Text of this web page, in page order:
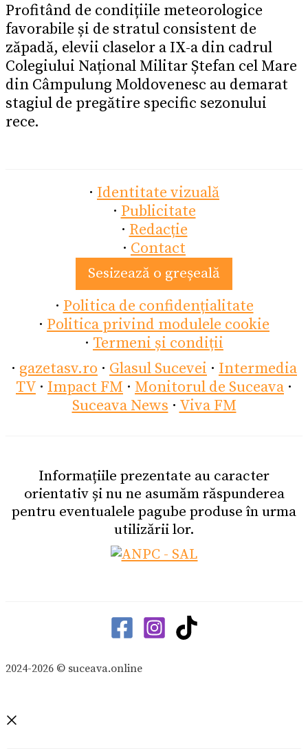
Profitând de condițiile meteorologice
favorabile și de stratul consistent de
zăpadă, elevii claselor a IX-a din cadrul
Colegiului Național Militar Ștefan cel Mare
din Câmpulung Moldovenesc au demarat
stagiul de pregătire specific sezonului
rece.
· Identitate vizuală
· Publicitate
· Redacție
· Contact
Sesizează o greșeală
· Politica de confidențialitate
· Politica privind modulele cookie
· Termeni și condiții
· gazetasv.ro · Glasul Sucevei · Intermedia
TV · Impact FM · Monitorul de Suceava ·
Suceava News · Viva FM
Informațiile prezentate au caracter
orientativ și nu ne asumăm răspunderea
pentru eventualele pagube produse în urma
utilizării lor.
2024-2026 © suceava.online